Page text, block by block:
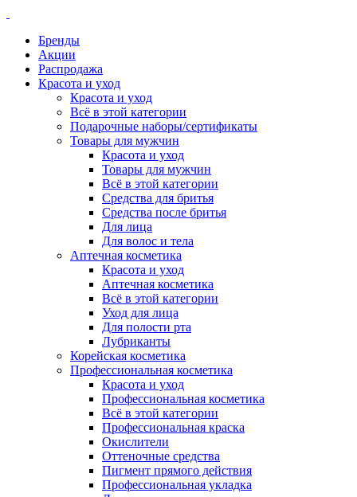
Бренды
Акции
Распродажа
Красота и уход
Красота и уход
Всё в этой категории
Подарочные наборы/сертификаты
Товары для мужчин
Красота и уход
Товары для мужчин
Всё в этой категории
Средства для бритья
Средства после бритья
Для лица
Для волос и тела
Аптечная косметика
Красота и уход
Аптечная косметика
Всё в этой категории
Уход для лица
Для полости рта
Лубриканты
Корейская косметика
Профессиональная косметика
Красота и уход
Профессиональная косметика
Всё в этой категории
Профессиональная краска
Окислители
Оттеночные средства
Пигмент прямого действия
Профессиональная укладка